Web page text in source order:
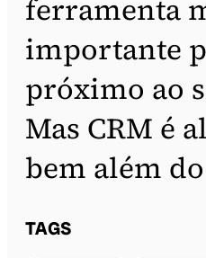
ferramenta
importante
próximo ao
Mas CRM é
bem além
TAGS